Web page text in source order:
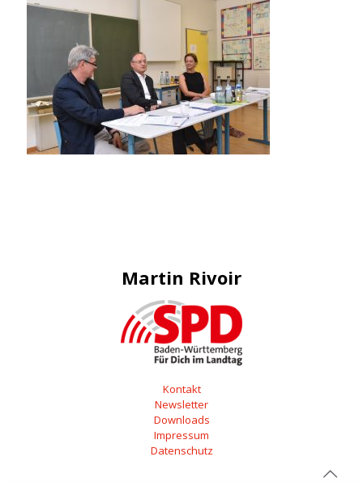
Martin Rivoir
Kontakt
Newsletter
Downloads
Impressum
Datenschutz